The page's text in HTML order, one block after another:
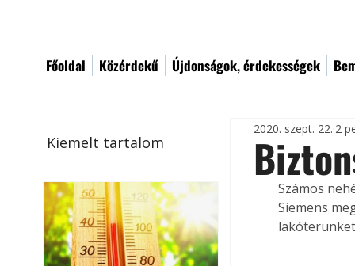
Főoldal Közérdekű Újdonságok, érdekességek
Kiemelt tartalom
2020. szept. 22. 2
Számos
Siemens